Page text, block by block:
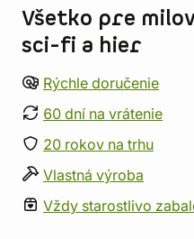
Všetko pre
sci-fi a hier
Rýchle doručenie
60 dní na vrátenie
20 rokov na trhu
Vlastná výroba
Vždy starostlivo